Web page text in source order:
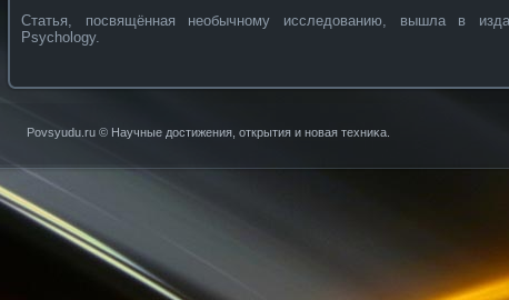
Статья, посвящённая необычному исследованию, вышла в
Psychology.
Povsyudu.ru © Научные достижения, открытия и нοвая техниκа.